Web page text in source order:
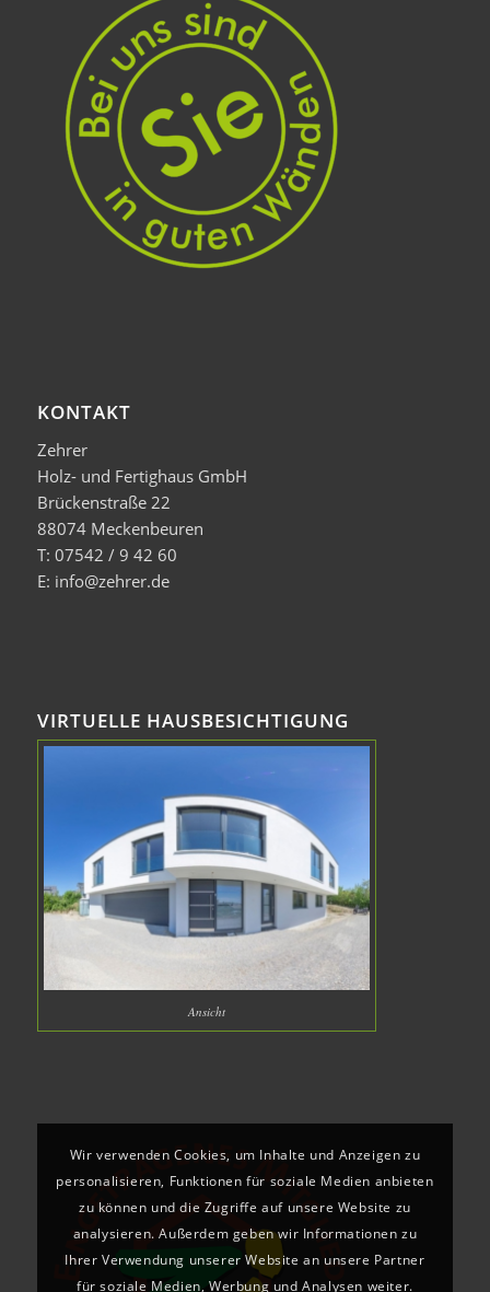
KONTAKT
Zehrer
Holz- und Fertighaus GmbH
Brückenstraße 22
88074 Meckenbeuren
T: 07542 / 9 42 60
E: info@zehrer.de
VIRTUELLE HAUSBESICHTIGUNG
Ansicht
Wir verwenden Cookies, um Inhalte und Anzeigen zu
personalisieren, Funktionen für soziale Medien anbieten
zu können und die Zugriffe auf unsere Website zu
analysieren. Außerdem geben wir Informationen zu
Ihrer Verwendung unserer Website an unsere Partner
für soziale Medien, Werbung und Analysen weiter.